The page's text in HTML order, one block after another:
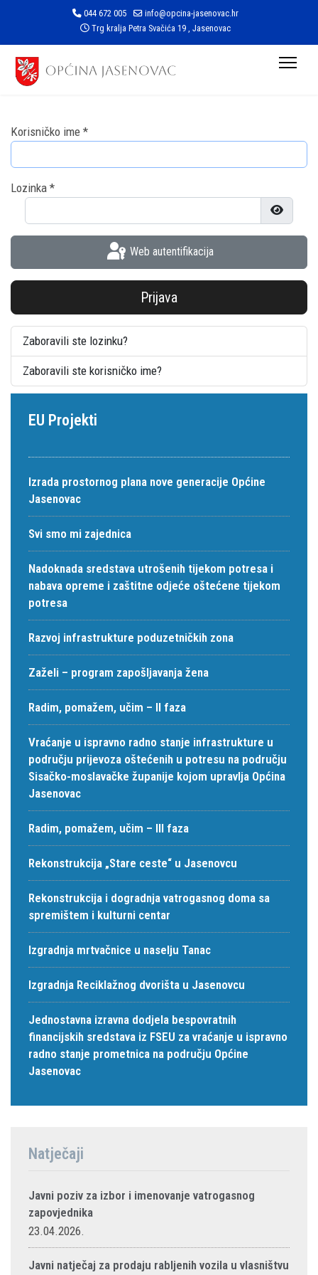
044 672 005
info@opcina-jasenovac.hr
Trg kralja Petra Svačića 19 , Jasenovac
Korisničko ime *
Lozinka *
Prikaži
Web autentifikacija
Prijava
Zaboravili ste lozinku?
Zaboravili ste korisničko ime?
EU Projekti
Izrada prostornog plana nove generacije Općine
Jasenovac
Svi smo mi zajednica
Nadoknada sredstava utrošenih tijekom potresa i
nabava opreme i zaštitne odjeće oštećene tijekom
potresa
Razvoj infrastrukture poduzetničkih zona
Zaželi – program zapošljavanja žena
Radim, pomažem, učim – II faza
Vraćanje u ispravno radno stanje infrastrukture u
području prijevoza oštećenih u potresu na području
Sisačko-moslavačke županije kojom upravlja Općina
Jasenovac
Radim, pomažem, učim – III faza
Rekonstrukcija „Stare ceste“ u Jasenovcu
Rekonstrukcija i dogradnja vatrogasnog doma sa
spremištem i kulturni centar
Izgradnja mrtvačnice u naselju Tanac
Izgradnja Reciklažnog dvorišta u Jasenovcu
Jednostavna izravna dodjela bespovratnih
financijskih sredstava iz FSEU za vraćanje u ispravno
radno stanje prometnica na području Općine
Jasenovac
Natječaji
Javni poziv za izbor i imenovanje vatrogasnog
zapovjednika
23.04.2026.
Javni natječaj za prodaju rabljenih vozila u vlasništvu